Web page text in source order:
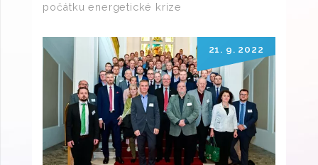
počátku energetické krize
21. 9. 2022